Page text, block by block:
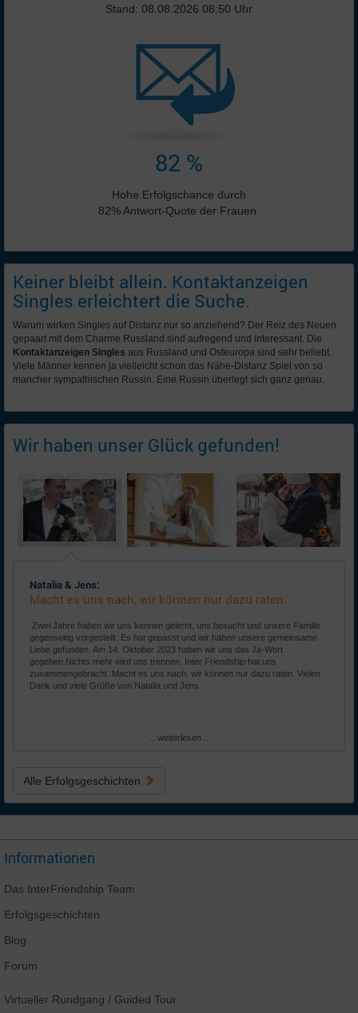
Stand: 08.08.2026 08:50 Uhr
82 %
Hohe Erfolgschance durch
82% Antwort-Quote der Frauen.
Keiner bleibt allein. Kontaktanzeigen
Singles erleichtert die Suche.
Warum wirken Singles auf Distanz nur so anziehend? Der Reiz des Neuen
gepaart mit dem Charme Russland sind aufregend und interessant. Die
Kontaktanzeigen Singles aus Russland und Osteuropa sind sehr beliebt.
Viele Männer kennen ja vielleicht schon das Nähe-Distanz Spiel von so
mancher sympathischen Russin. Eine Russin überlegt sich ganz genau,
Wir haben unser Glück gefunden!
Natalia & Jens:
Macht es uns nach, wir können nur dazu raten.
Zwei Jahre haben wir uns kennen gelernt, uns besucht und unsere Familie
gegenseitig vorgestellt. Es hat gepasst und wir haben unsere gemeinsame
Liebe gefunden. Am 14. Oktober 2023 haben wir uns das Ja-Wort
gegeben.Nichts mehr wird uns trennen. Inter Friendship hat uns
zusammengebracht. Macht es uns nach, wir können nur dazu raten. Vielen
Dank und viele Grüße von Natalia und Jens.
.. weiterlesen ..
Alle Erfolgsgeschichten
Informationen
Das InterFriendship Team
Erfolgsgeschichten
Blog
Forum
Virtueller Rundgang / Guided Tour